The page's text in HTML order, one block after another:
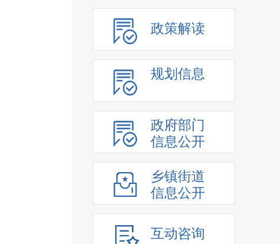
政策解读
规划信息
政府部门
信息公开
乡镇街道
信息公开
互动咨询